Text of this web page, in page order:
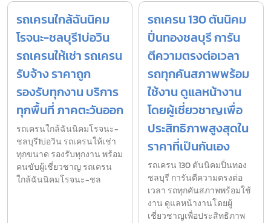
รถเครนใกล้ฉันนิคม
โรจนะ-ชลบุรี1บ่อวิน
รถเครนให้เช่า รถเครน
รับจ้าง ราคาถูก
รองรับทุกงาน บริการ
ทุกพื้นที่ ภาคตะวันออก
รถเครนใกล้ฉันนิคมโรจนะ-
ชลบุรี1บ่อวิน รถเครนให้เช่า
ทุกขนาด รองรับทุกงาน พร้อม
คนขับผู้เชี่ยวชาญ รถเครน
ใกล้ฉันนิคมโรจนะ-ชล
รถเครน 130 ตันนิคม
ปิ่นทองชลบุรี การัน
ตีความตรงต่อเวลา
รถทุกคันสภาพพร้อม
ใช้งาน ดูแลหน้างาน
โดยผู้เชี่ยวชาญเพื่อ
ประสิทธิภาพสูงสุดใน
ราคาที่เป็นกันเอง
รถเครน 130 ตันนิคมปิ่นทอง
ชลบุรี การันตีความตรงต่อ
เวลา รถทุกคันสภาพพร้อมใช้
งาน ดูแลหน้างานโดยผู้
เชี่ยวชาญเพื่อประสิทธิภาพ